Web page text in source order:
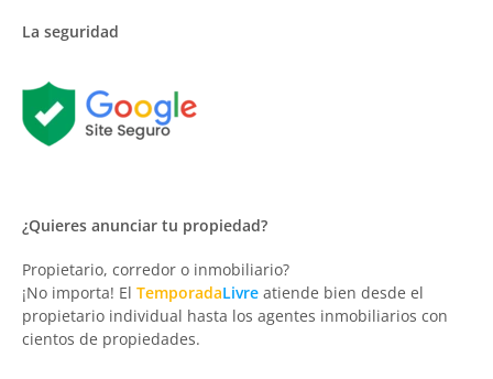
La seguridad
¿Quieres anunciar tu propiedad?
Propietario, corredor o inmobiliario?
¡No importa! El TemporadaLivre atiende bien desde el
propietario individual hasta los agentes inmobiliarios con
cientos de propiedades.